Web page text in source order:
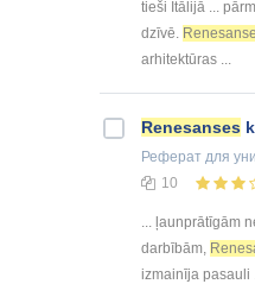
tieši Itālijā ...
dzīvē. Renesanse
arhitektūras ...
Renesanses
Реферат для
10
... ļaunprātīgām
darbībām,
izmainīja pasauli